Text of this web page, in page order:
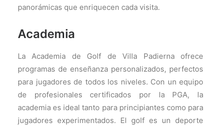
panorámicas que enriquecen cada visita.
Academia
La Academia de Golf de Villa Padierna ofrece
programas de enseñanza personalizados, perfectos
para jugadores de todos los niveles. Con un equipo
de profesionales certificados por la PGA, la
academia es ideal tanto para principiantes como para
jugadores experimentados. El golf es un deporte